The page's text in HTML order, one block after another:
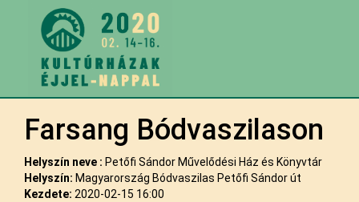
Farsang Bódvaszilason
Helyszín neve : Petőfi Sándor Művelődési Ház és Könyvtár
Helyszín: Magyarország Bódvaszilas Petőfi Sándor út
Kezdete: 2020-02-15 16:00